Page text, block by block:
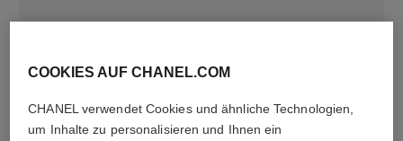
COOKIES AUF CHANEL.COM
CHANEL verwendet Cookies und ähnliche Technologien,
um Inhalte zu personalisieren und Ihnen ein